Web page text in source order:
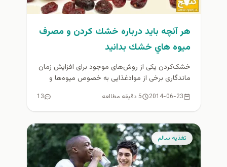
هر آنچه بايد درباره خشك كردن و مصرف
ميوه هاي خشك بدانيد
خشک‌کردن یکی از روش‌های موجود برای افزایش زمان
ماندگاری برخی از موادغذایی به خصوص میوه‌ها و
2014-06-23 5 دقیقه مطالعه 13
تغذيه سالم